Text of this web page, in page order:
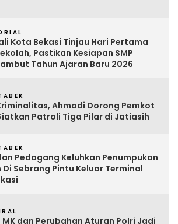
Kota Bekasi Tinjau Hari Pertama
Pastikan Kesiapan SMP
Tahun Ajaran Baru 2026
Ahmadi Dorong Pemkot
Patroli Tiga Pilar di Jatiasih
Pedagang Keluhkan Penumpukan
Di Sebrang Pintu Keluar Terminal
dan Perubahan Aturan Polri Jadi